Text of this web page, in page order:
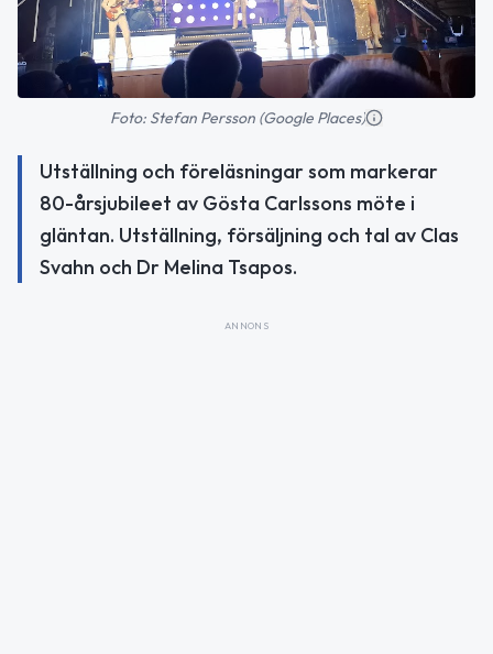
Foto: Stefan Persson (Google Places)
Utställning och föreläsningar som markerar
80-årsjubileet av Gösta Carlssons möte i
gläntan. Utställning, försäljning och tal av Clas
Svahn och Dr Melina Tsapos.
ANNONS